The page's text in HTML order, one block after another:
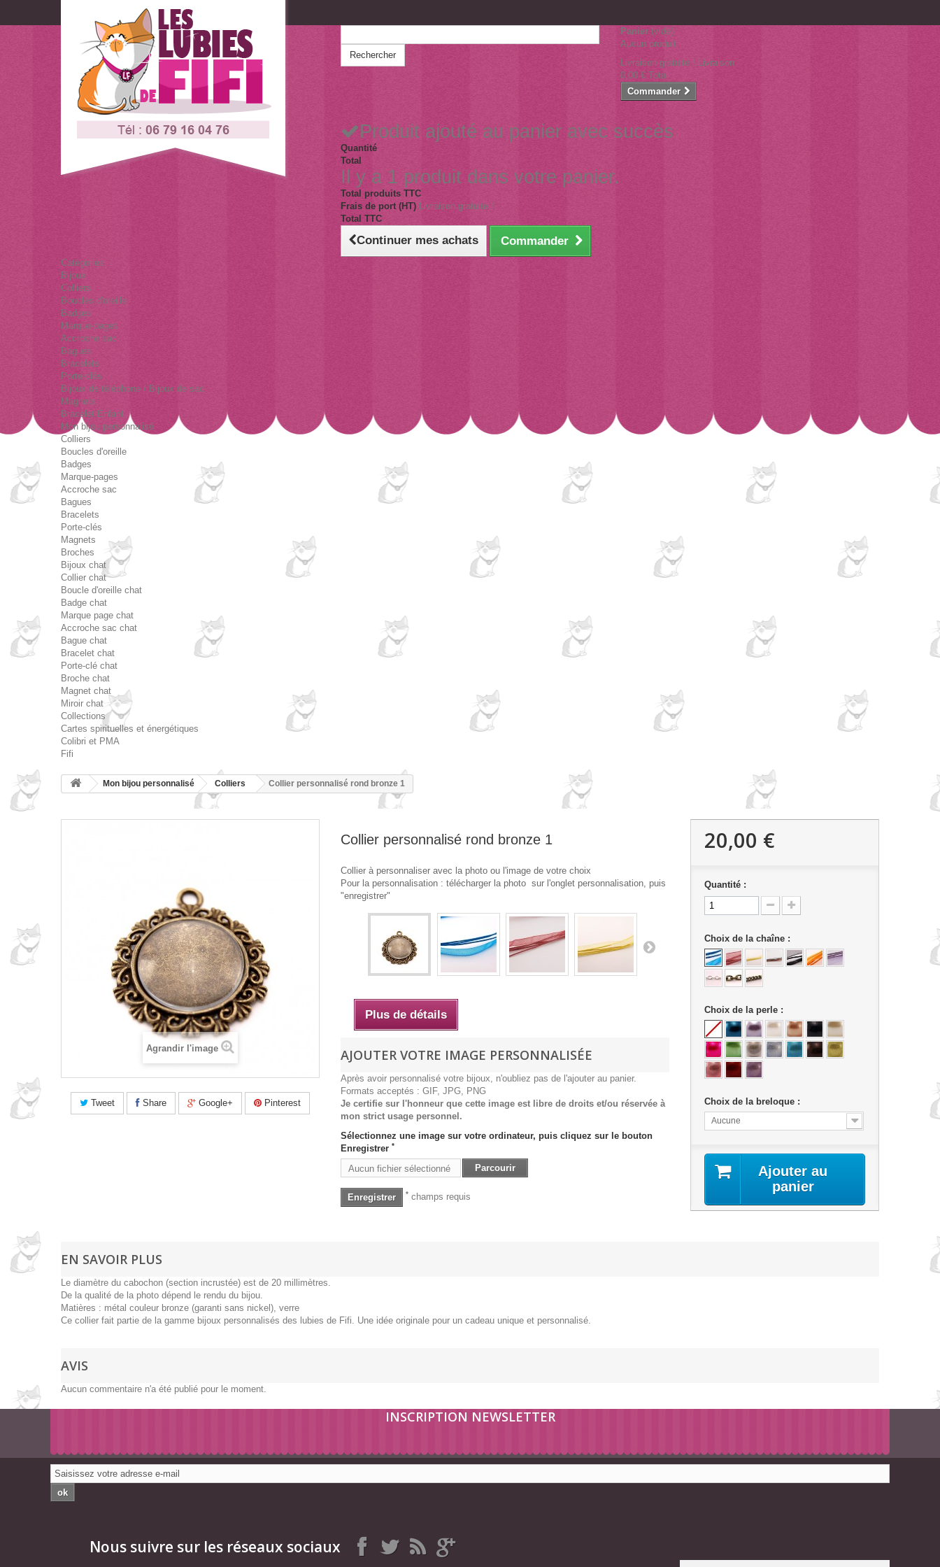
Contactez-nous
Rechercher
Panier (vide)
Aucun produit
Livraison gratuite ! Livraison
0,00 € Total
Commander
Produit ajouté au panier avec succès
Quantité
Total
Il y a 1 produit dans votre panier.
Total produits TTC
Frais de port (HT) Livraison gratuite !
Total TTC
Continuer mes achats Commander
Catégories
Bijoux
Colliers
Boucles d'oreille
Badges
Marque-pages
Accroche sac
Bagues
Bracelets
Porte-clés
Bijoux de téléphone / Bijoux de sac
Magnets
Bracelet Enfant
Mon bijou personnalisé
Colliers
Boucles d'oreille
Badges
Marque-pages
Accroche sac
Bagues
Bracelets
Porte-clés
Magnets
Broches
Bijoux chat
Collier chat
Boucle d'oreille chat
Badge chat
Marque page chat
Accroche sac chat
Bague chat
Bracelet chat
Porte-clé chat
Broche chat
Magnet chat
Miroir chat
Collections
Cartes spirituelles et énergétiques
Colibri et PMA
Fifi
Mon bijou personnalisé Colliers Collier personnalisé rond bronze 1
Agrandir l'image
Tweet Share Google+ Pinterest
Collier personnalisé rond bronze 1
Collier à personnaliser avec la photo ou l'image de votre choix
Pour la personnalisation : télécharger la photo sur l'onglet personnalisation, puis
"enregistrer"
Plus de détails
AJOUTER VOTRE IMAGE PERSONNALISÉE
Après avoir personnalisé votre bijoux, n'oubliez pas de l'ajouter au panier.
Formats acceptés : GIF, JPG, PNG
Je certifie sur l'honneur que cette image est libre de droits et/ou réservée à
mon strict usage personnel.
Sélectionnez une image sur votre ordinateur, puis cliquez sur le bouton
Enregistrer *
Aucun fichier sélectionné Parcourir
Enregistrer *champs requis
20,00 €
Quantité :
Choix de la chaîne :
Choix de la perle :
Choix de la breloque :
Aucune
Ajouter au
panier
EN SAVOIR PLUS
Le diamètre du cabochon (section incrustée) est de 20 millimètres.
De la qualité de la photo dépend le rendu du bijou.
Matières : métal couleur bronze (garanti sans nickel), verre
Ce collier fait partie de la gamme bijoux personnalisés des lubies de Fifi. Une idée originale pour un cadeau unique et personnalisé.
AVIS
Aucun commentaire n'a été publié pour le moment.
INSCRIPTION NEWSLETTER
ok
Nous suivre sur les réseaux sociaux